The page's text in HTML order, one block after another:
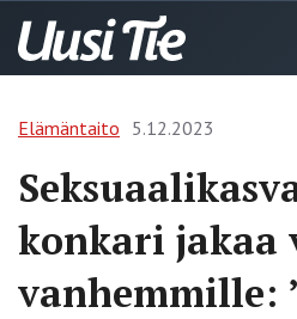
Elämäntaito 5.12.2023
konkari jakaa
vanhemmille: